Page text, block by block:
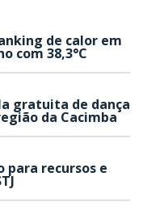
de calor em
com 38,3°C
gratuita de dança
da Cacimba
recursos e